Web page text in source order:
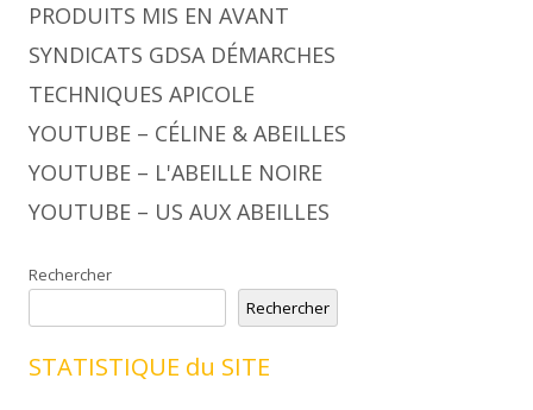
PRODUITS MIS EN AVANT
SYNDICATS GDSA DÉMARCHES
TECHNIQUES APICOLE
YOUTUBE – CÉLINE & ABEILLES
YOUTUBE – L'ABEILLE NOIRE
YOUTUBE – US AUX ABEILLES
Rechercher
Rechercher
STATISTIQUE du SITE